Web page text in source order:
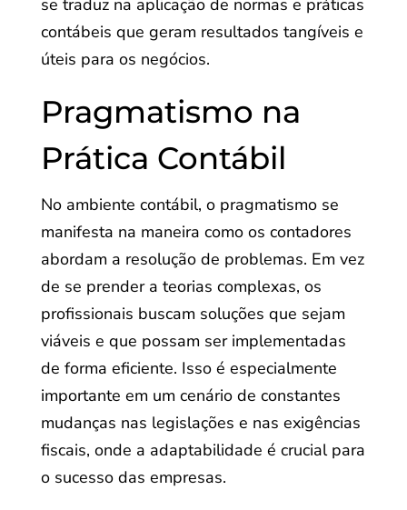
se traduz na aplicação de normas e práticas
contábeis que geram resultados tangíveis e
úteis para os negócios.
Pragmatismo na
Prática Contábil
No ambiente contábil, o pragmatismo se
manifesta na maneira como os contadores
abordam a resolução de problemas. Em vez
de se prender a teorias complexas, os
profissionais buscam soluções que sejam
viáveis e que possam ser implementadas
de forma eficiente. Isso é especialmente
importante em um cenário de constantes
mudanças nas legislações e nas exigências
fiscais, onde a adaptabilidade é crucial para
o sucesso das empresas.